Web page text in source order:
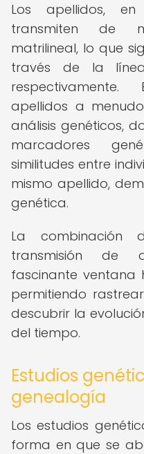
Los apellidos,
transmiten de
matrilineal, lo que
través de la
apellidos a
análisis genéticos,
marcadores
similitudes entre
mismo apellido,
genética.
La
transmisión de
fascinante ventana
permitiendo
descubrir la
del tiempo.
Estudios
genealogía
Los estudios
forma en que se